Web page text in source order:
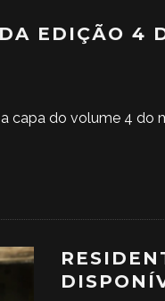
EDIÇÃO 4
capa do volume 4 do